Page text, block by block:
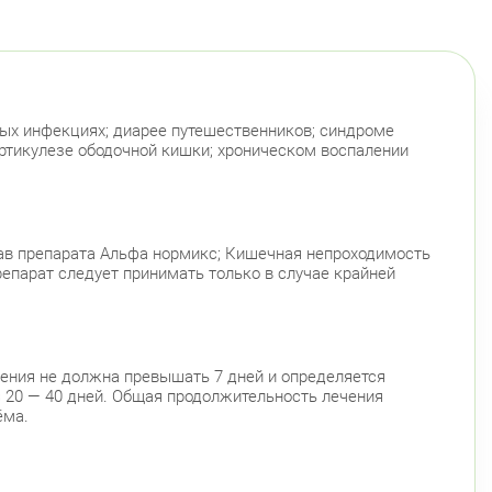
район
ул., д. 8, к. 3 Круглосуточно
Дыбенко
пр., д. 60 Круглосуточно
инфекциях; диарее путешественников; синдроме
ободочной кишки; хроническом воспалении
препарата Альфа нормикс; Кишечная непроходимость
следует принимать только в случае крайней
не должна превышать 7 дней и определяется
— 40 дней. Общая продолжительность лечения